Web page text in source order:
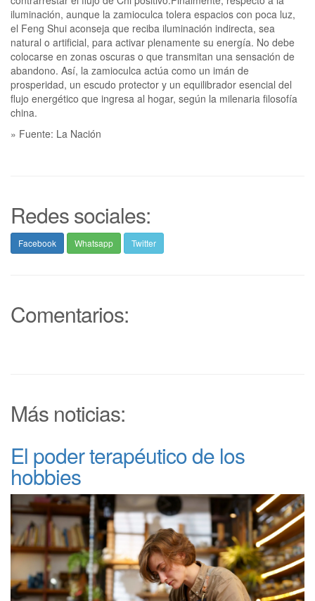
iluminación, aunque la zamioculca tolera espacios con poca luz,
el Feng Shui aconseja que reciba iluminación indirecta, sea
natural o artificial, para activar plenamente su energía. No debe
colocarse en zonas oscuras o que transmitan una sensación de
abandono. Así, la zamioculca actúa como un imán de
prosperidad, un escudo protector y un equilibrador esencial del
flujo energético que ingresa al hogar, según la milenaria filosofía
china.
» Fuente: La Nación
Redes sociales:
Facebook Whatsapp Twitter
Comentarios:
Más noticias:
El poder terapéutico de los
hobbies